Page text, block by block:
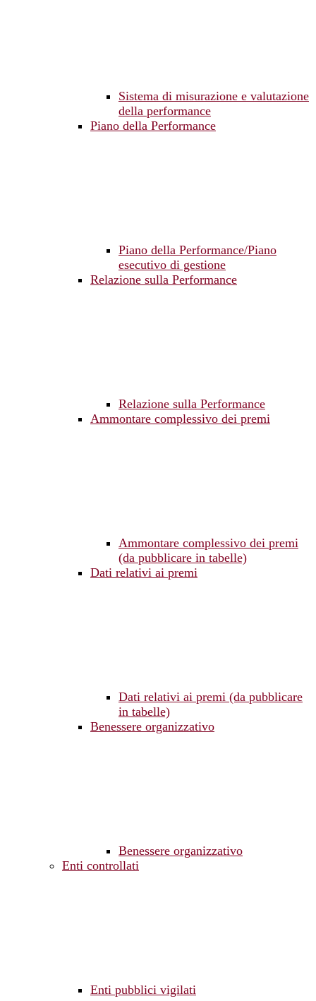
Sistema di misurazione e valutazione
della performance
Piano della Performance
Piano della Performance/Piano
esecutivo di gestione
Relazione sulla Performance
Relazione sulla Performance
Ammontare complessivo dei premi
Ammontare complessivo dei premi
(da pubblicare in tabelle)
Dati relativi ai premi
Dati relativi ai premi (da pubblicare
in tabelle)
Benessere organizzativo
Benessere organizzativo
Enti controllati
Enti pubblici vigilati